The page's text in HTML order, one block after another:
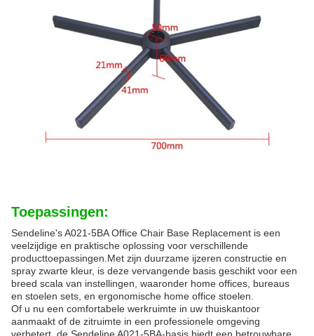
Toepassingen:
Sendeline's A021-5BA Office Chair Base Replacement is een
veelzijdige en praktische oplossing voor verschillende
producttoepassingen.Met zijn duurzame ijzeren constructie en
spray zwarte kleur, is deze vervangende basis geschikt voor een
breed scala van instellingen, waaronder home offices, bureaus
en stoelen sets, en ergonomische home office stoelen.
Of u nu een comfortabele werkruimte in uw thuiskantoor
aanmaakt of de zitruimte in een professionele omgeving